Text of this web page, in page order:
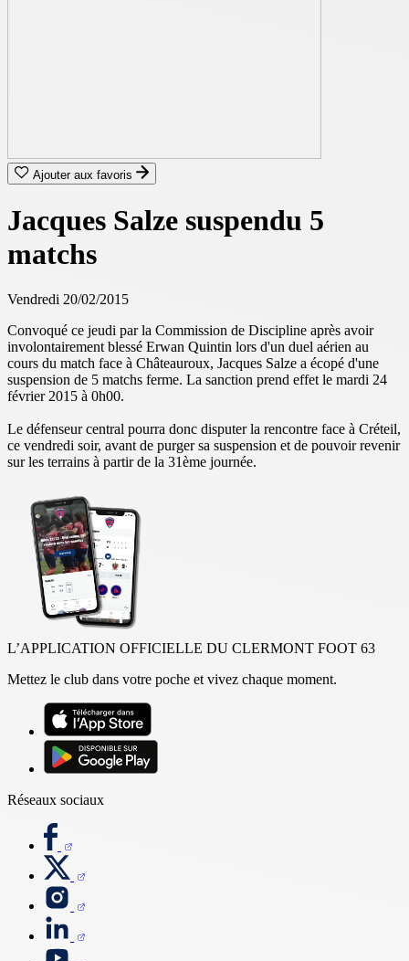
Ajouter aux favoris
Jacques Salze suspendu 5
matchs
Vendredi 20/02/2015
Convoqué ce jeudi par la Commission de Discipline après avoir
involontairement blessé Erwan Quintin lors d'un duel aérien au
cours du match face à Châteauroux, Jacques Salze a écopé d'une
suspension de 5 matchs ferme. La sanction prend effet le mardi 24
février 2015 à 0h00.
Le défenseur central pourra donc disputer la rencontre face à Créteil,
ce vendredi soir, avant de purger sa suspension et de pouvoir revenir
sur les terrains à partir de la 31ème journée.
L’APPLICATION OFFICIELLE DU CLERMONT FOOT 63
Mettez le club dans votre poche et vivez chaque moment.
Réseaux sociaux